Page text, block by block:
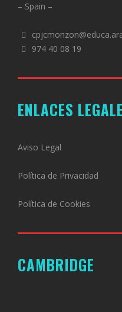
– Spain –
974 40 08 19
ENLACES
Aviso Legal
Política de Privacidad
Política de Cookies
CAMBRIDGE